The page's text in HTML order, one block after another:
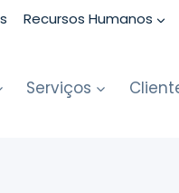
Recursos Humanos
Serviços